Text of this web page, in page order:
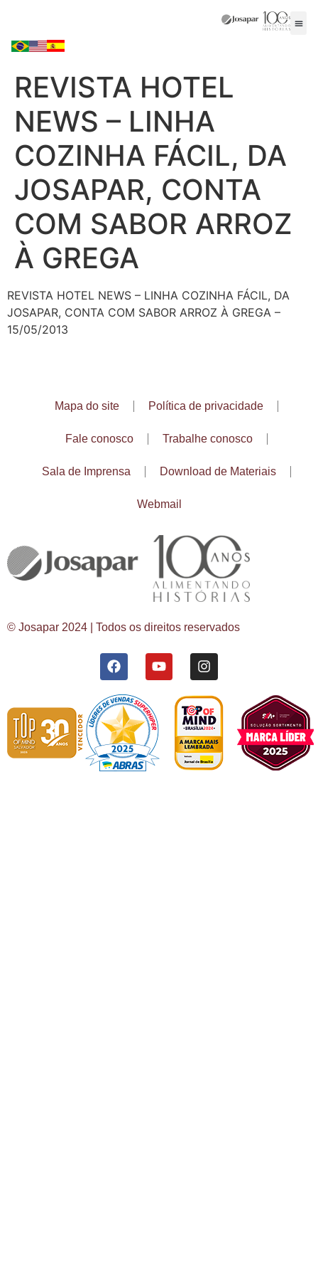
REVISTA HOTEL
NEWS – LINHA
COZINHA FÁCIL, DA
JOSAPAR, CONTA
COM SABOR ARROZ
À GREGA
REVISTA HOTEL NEWS – LINHA COZINHA FÁCIL, DA
JOSAPAR, CONTA COM SABOR ARROZ À GREGA –
15/05/2013
Mapa do site Política de privacidade
Fale conosco Trabalhe conosco
Sala de Imprensa Download de Materiais
Webmail
© Josapar 2024 | Todos os direitos reservados